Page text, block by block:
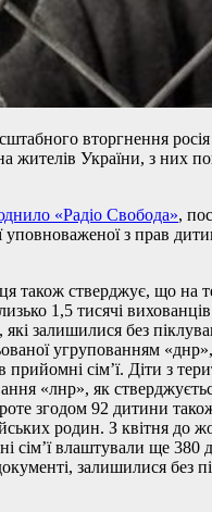
вторгнення
жителів України, з них
«Радіо Свобода»,
уповноваженої з прав
також стверджує, що на
1,5 тисячі
які залишилися без
угрупованням
прийомні сімʼї. Діти з
«лнр», як
згодом 92 дитини
родин. З квітня до
сімʼї влаштували ще 380
залишилися без